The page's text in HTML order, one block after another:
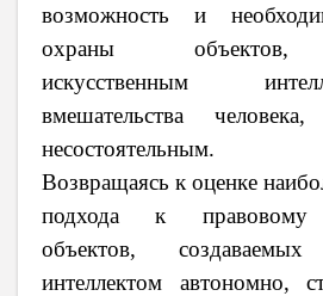
возможность и
охраны объектов,
искусственным
вмешательства
несостоятельным.
Возвращаясь к оценке
подхода к правовому
объектов, создаваемых
интеллектом автономно,